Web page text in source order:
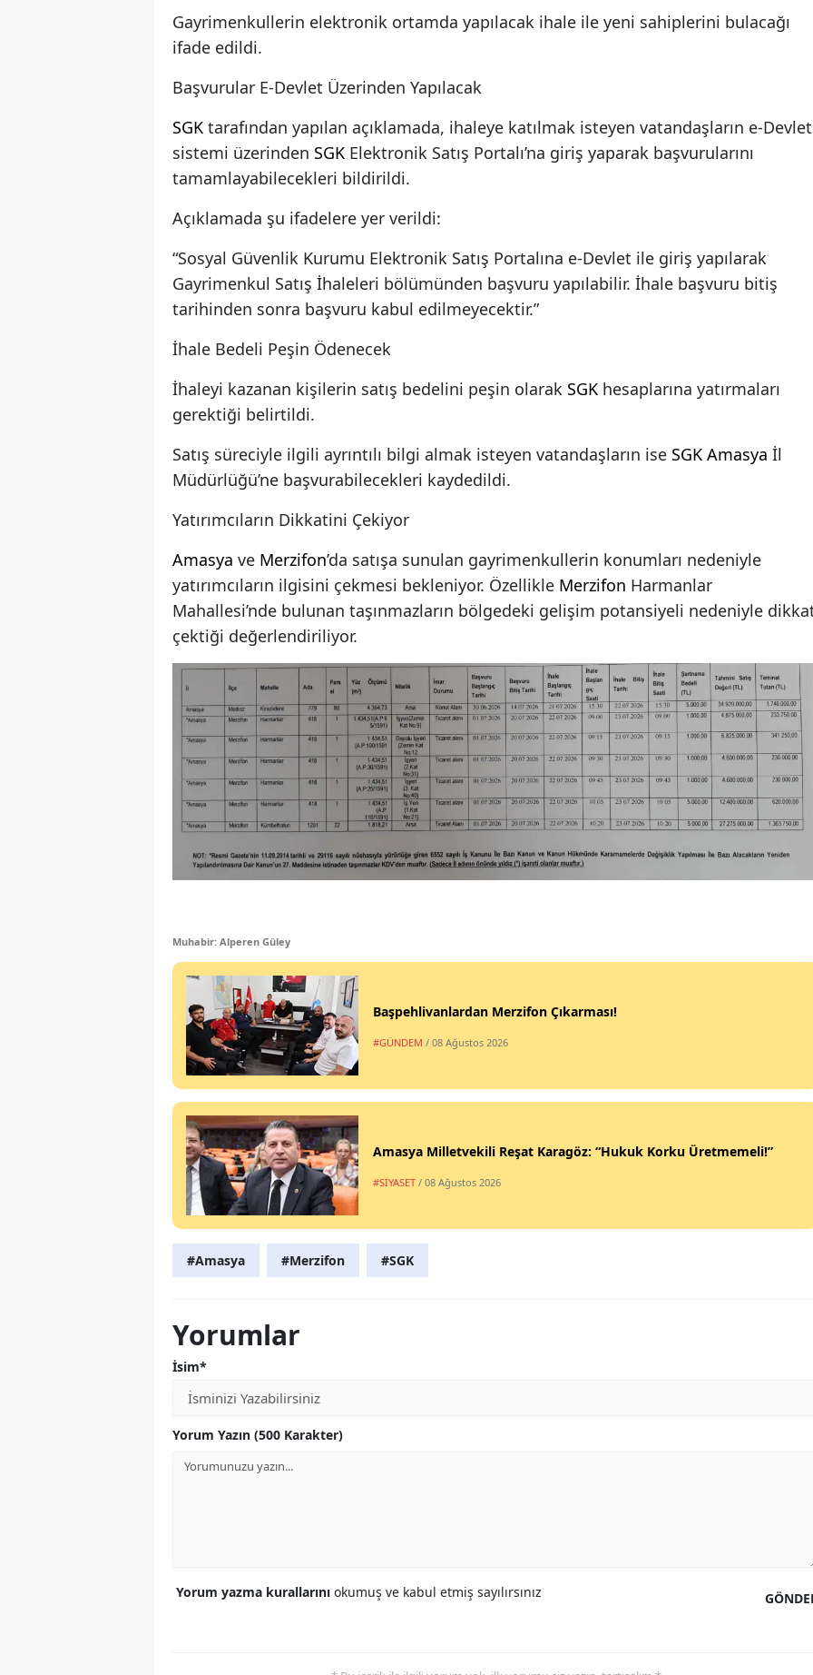
Gayrimenkullerin elektronik ortamda yapılacak ihale ile yeni sahiplerini bulacağı
ifade edildi.
Başvurular E-Devlet Üzerinden Yapılacak
SGK tarafından yapılan açıklamada, ihaleye katılmak isteyen vatandaşların e-Devlet
sistemi üzerinden SGK Elektronik Satış Portalı’na giriş yaparak başvurularını
tamamlayabilecekleri bildirildi.
Açıklamada şu ifadelere yer verildi:
“Sosyal Güvenlik Kurumu Elektronik Satış Portalına e-Devlet ile giriş yapılarak
Gayrimenkul Satış İhaleleri bölümünden başvuru yapılabilir. İhale başvuru bitiş
tarihinden sonra başvuru kabul edilmeyecektir.”
İhale Bedeli Peşin Ödenecek
İhaleyi kazanan kişilerin satış bedelini peşin olarak SGK hesaplarına yatırmaları
gerektiği belirtildi.
Satış süreciyle ilgili ayrıntılı bilgi almak isteyen vatandaşların ise SGK Amasya İl
Müdürlüğü’ne başvurabilecekleri kaydedildi.
Yatırımcıların Dikkatini Çekiyor
Amasya ve Merzifon’da satışa sunulan gayrimenkullerin konumları nedeniyle
yatırımcıların ilgisini çekmesi bekleniyor. Özellikle Merzifon Harmanlar
Mahallesi’nde bulunan taşınmazların bölgedeki gelişim potansiyeli nedeniyle
çektiği değerlendiriliyor.
Muhabir: Alperen Güley
Başpehlivanlardan Merzifon Çıkarması!
#GÜNDEM / 08 Ağustos 2026
Amasya Milletvekili Reşat Karagöz: “Hukuk Korku Üretmemeli!”
#SİYASET / 08 Ağustos 2026
#Amasya #Merzifon #SGK
Yorumlar
İsim*
Yorum Yazın (500 Karakter)
Yorum yazma kurallarını okumuş ve kabul etmiş sayılırsınız